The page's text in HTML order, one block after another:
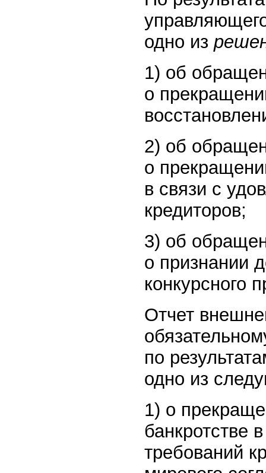
одно из
1) об
о
2) об
о
в связи с
кредиторов;
3) об
о признании
конкурсного
Отчет
по
одно из
1) о
банкротстве
требований